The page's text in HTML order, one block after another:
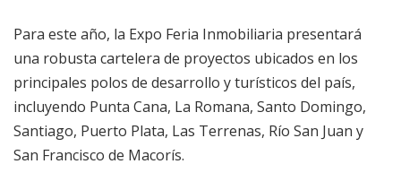
​Para este año, la Expo Feria Inmobiliaria presentará
una robusta cartelera de proyectos ubicados en los
principales polos de desarrollo y turísticos del país,
incluyendo Punta Cana, La Romana, Santo Domingo,
Santiago, Puerto Plata, Las Terrenas, Río San Juan y
San Francisco de Macorís.